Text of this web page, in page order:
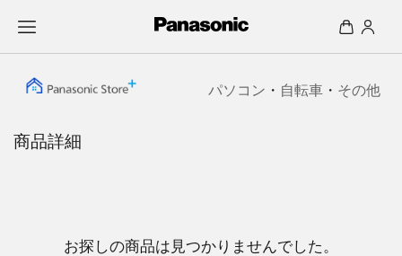
パソコン ・ 自転車 ・ その他
商品詳細
お探しの商品は見つかりませんでした。